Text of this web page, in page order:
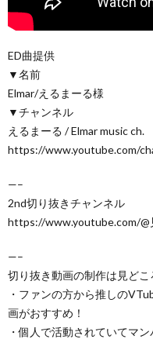
ED曲提供
▼名前
Elmar/えるまーる様
▼チャンネル
えるまーる / Elmar music ch.
https://www.youtube.com/
—–
2nd切り抜きチャンネル
https://www.youtube.com/@
—–
切り抜き動画の制作は見ど
・ファンの方から推しの
画がおすすめ！
・個人で活動されていてマ